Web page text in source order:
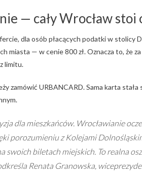
— cały Wrocław
dla osób płacących podatki w stolicy
miasta — w cenie 800 zł. Oznacza to, że
limitu.
zamówić URBANCARD. Sama karta
dla mieszkańców. Wrocławianie
porozumieniu z Kolejami
swoich biletach miejskich. To realna
Renata Granowska,